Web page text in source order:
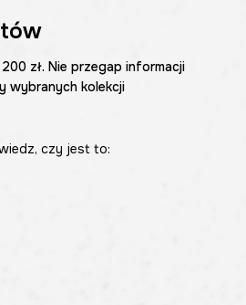
zł. Nie przegap informacji
wybranych kolekcji
czy jest to: